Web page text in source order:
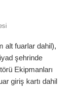
alt fuarlar dahil),
şehrinde
Ekipmanları
giriş kartı dahil